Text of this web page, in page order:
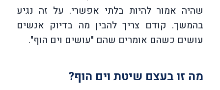
שהיה אמור להיות בלתי אפשרי. על זה נגיע
בהמשך. קודם צריך להבין מה בדיוק אנשים
עושים כשהם אומרים שהם "עושים וים הוף".
מה זו בעצם שיטת וים הוף?